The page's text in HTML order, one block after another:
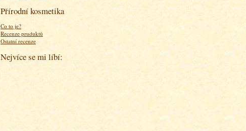
Přírodní kosmetika
Co to je?
Recenze pruduktů
Ostatní recenze
Nejvíce se mi líbí: